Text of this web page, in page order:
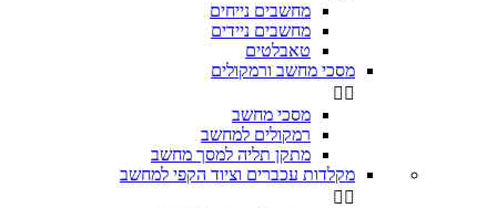
מחשבים נייחים
מחשבים ניידים
טאבלטים
מסכי מחשב ורמקולים
 
מסכי מחשב
רמקולים למחשב
מתקן תליה למסך מחשב
מקלדות עכברים וציוד הקפי למחשב
 